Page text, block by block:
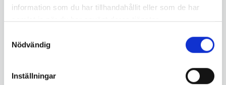
information som du har tillhandahållit eller som de har
samlat in när du har använt deras tjänster.
Nödvändig
Inställningar
Mobilnummer
Förnamn
Efternamn